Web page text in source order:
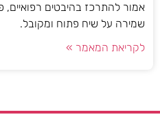
אמור להתרכז בהיבטים רפואיים,
שמירה על שיח פתוח ומקובל.
לקריאת המאמר »